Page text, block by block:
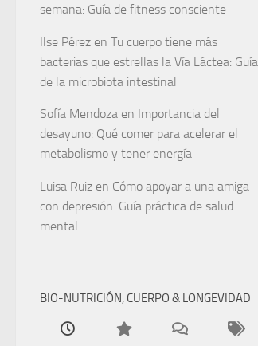
semana: Guía de fitness consciente
Ilse Pérez en Tu cuerpo tiene más
bacterias que estrellas la Vía Láctea: Guía
de la microbiota intestinal
Sofía Mendoza en Importancia del
desayuno: Qué comer para acelerar el
metabolismo y tener energía
Luisa Ruiz en Cómo apoyar a una amiga
con depresión: Guía práctica de salud
mental
BIO-NUTRICIÓN, CUERPO & LONGEVIDAD